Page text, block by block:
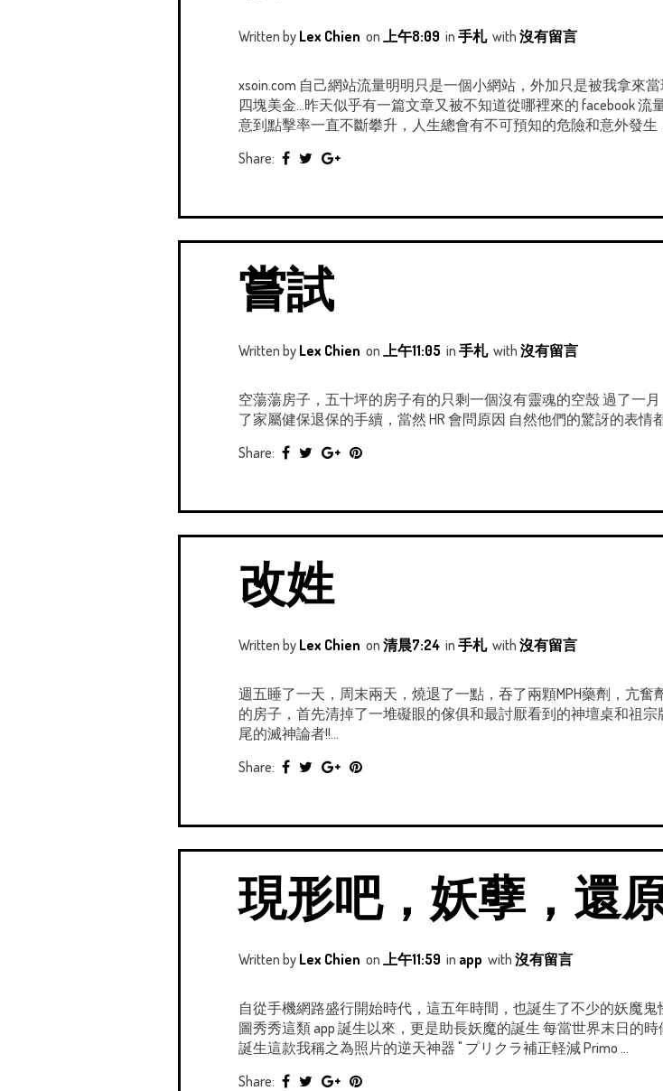
Written by Lex Chien on 上午8:09 in 手札with 沒有留言
xsoin.com 自己網站流量明明只是一個小網站，外加只是被我拿來
四塊美金...昨天似乎有一篇文章又被不知道從哪裡來的 facebook
意到點擊率一直不斷攀升，人生總會有不可預知的危險和意外發生
Share:
嘗試
Written by Lex Chien on 上午11:05 in 手札with 沒有留言
空蕩蕩房子，五十坪的房子有的只剩一個沒有靈魂的空殼 過了一
了家屬健保退保的手續，當然 HR 會問原因 自然他們的驚訝的表情
Share:
改姓
Written by Lex Chien on 清晨7:24 in 手札with 沒有留言
週五睡了一天，周末兩天，燒退了一點，吞了兩顆MPH藥劑，亢
的房子，首先清掉了一堆礙眼的傢俱和最討厭看到的神壇桌和祖
尾的滅神論者!!...
Share:
現形吧，妖孽，還原
Written by Lex Chien on 上午11:59 in app with 沒有留言
自從手機網路盛行開始時代，這五年時間，也誕生了不少的妖魔
圖秀秀這類 app 誕生以來，更是助長妖魔的誕生 每當世界末日的
誕生這款我稱之為照片的逆天神器 " プリクラ補正軽減 Primo ...
Share: